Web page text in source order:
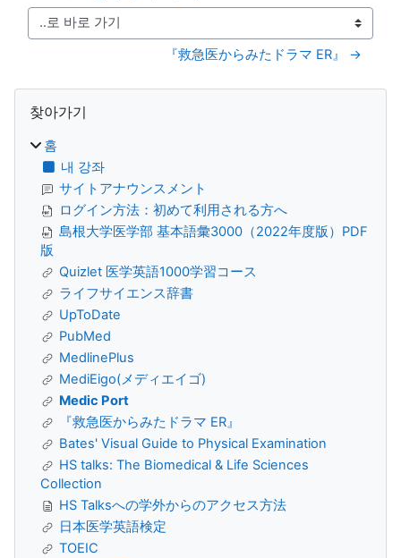
..로 바로 가기
『救急医からみたドラマ ER』 →
블록
찾아가기
홈
내 강좌
サイトアナウンスメント
ログイン方法：初めて利用される方へ
島根大学医学部 基本語彙3000（2022年度版）PDF
版
Quizlet 医学英語1000学習コース
ライフサイエンス辞書
UpToDate
PubMed
MedlinePlus
MediEigo(メディエイゴ)
Medic Port
『救急医からみたドラマ ER』
Bates' Visual Guide to Physical Examination
HS talks: The Biomedical & Life Sciences
Collection
HS Talksへの学外からのアクセス方法
日本医学英語検定
TOEIC